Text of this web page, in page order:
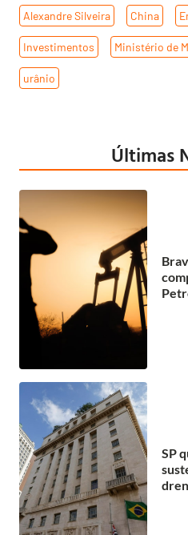
Alexandre Silveira China
Investimentos Ministério de
urânio
Últimas
SP